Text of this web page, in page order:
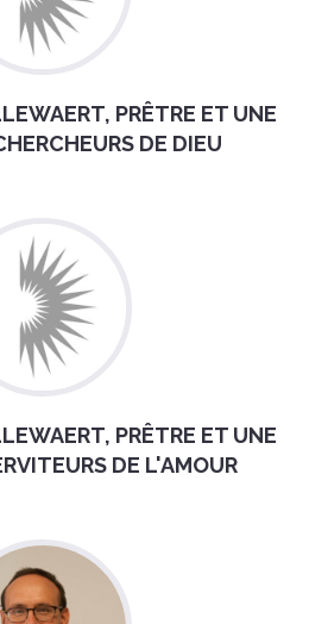
PRÊTRE ET UNE
DE DIEU
PRÊTRE ET UNE
DE L'AMOUR